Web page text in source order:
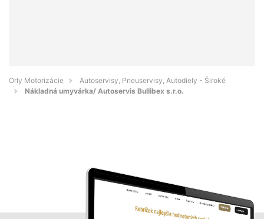
Orly Motorizácie
Autoservisy, Pneuservisy, Autodiely - Široké
Nákladná umyvárka/ Autoservis Bullibex s.r.o.